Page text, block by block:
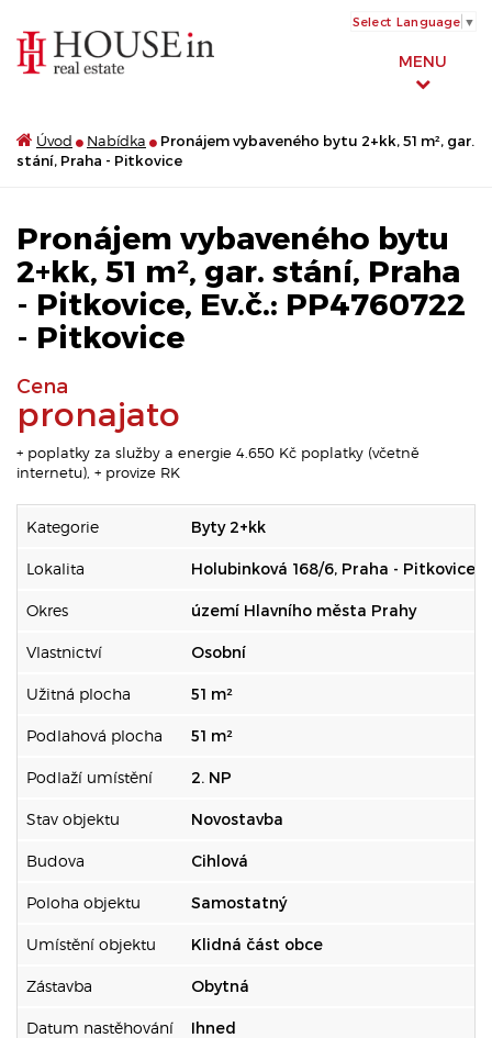
MENU
Select Language ▼
Úvod Nabídka
Pronájem vybaveného bytu 2+kk, 51 m², gar.
stání, Praha - Pitkovice
Pronájem vybaveného bytu
2+kk, 51 m², gar. stání, Praha
- Pitkovice, Ev.č.: PP4760722
- Pitkovice
Cena
pronajato
+ poplatky za služby a energie 4.650 Kč poplatky (včetně
internetu), + provize RK
Kategorie Byty 2+kk
Lokalita Holubinková 168/6, Praha - Pitkovice
Okres území Hlavního města Prahy
Vlastnictví Osobní
Užitná plocha 51 m²
Podlahová plocha 51 m²
Podlaží umístění 2. NP
Stav objektu Novostavba
Budova Cihlová
Poloha objektu Samostatný
Umístění objektu Klidná část obce
Zástavba Obytná
Datum nastěhování Ihned